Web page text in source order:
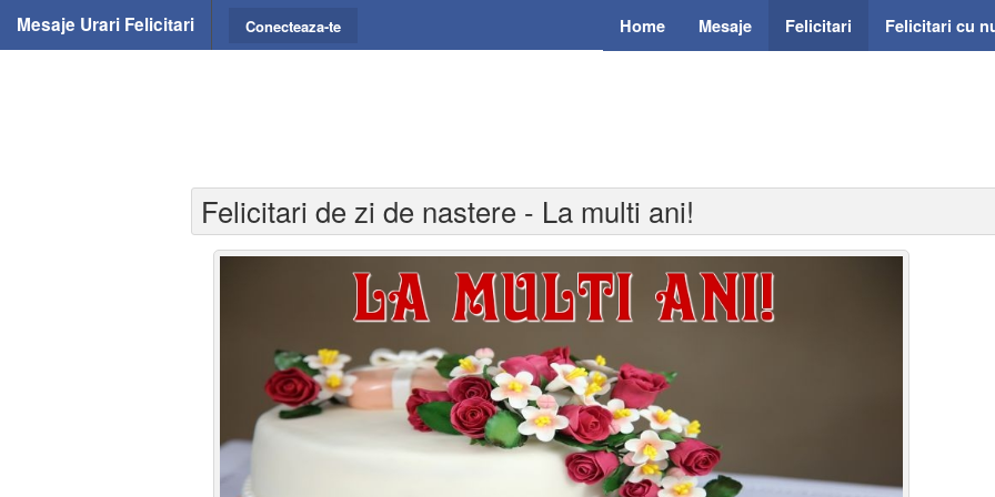
Mesaje Urari Felicitari Home Mesaje Felicitari Felicitari cu
Conecteaza-te
Felicitari de zi de nastere - La multi ani!